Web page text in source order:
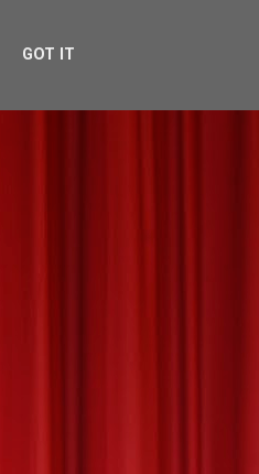
GOT IT